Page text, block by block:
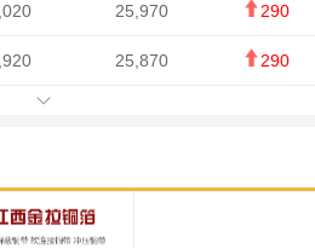
25,970 290
25,870 290